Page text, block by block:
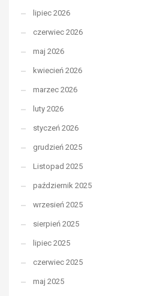
lipiec 2026
czerwiec 2026
maj 2026
kwiecień 2026
marzec 2026
luty 2026
styczeń 2026
grudzień 2025
Listopad 2025
październik 2025
wrzesień 2025
sierpień 2025
lipiec 2025
czerwiec 2025
maj 2025